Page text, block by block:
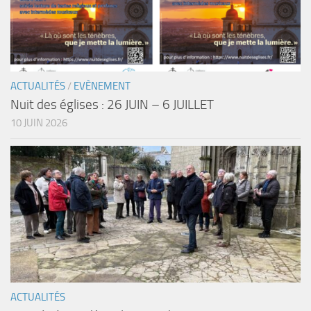
ACTUALITÉS/ EVÈNEMENT
Nuit des églises : 26 JUIN – 6 JUILLET
10 JUIN 2026
ACTUALITÉS